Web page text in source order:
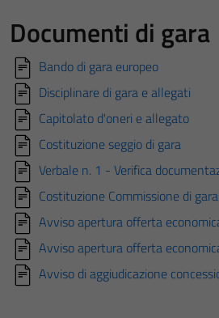
Documenti di gara
Bando di gara europeo
Disciplinare di gara e allegati
Capitolato d'oneri e allegato
Costituzione seggio di gara
Verbale n. 1 - Verifica
Costituzione Commissione di gara
Avviso apertura offerta
Avviso apertura offerta
Avviso di aggiudicazione